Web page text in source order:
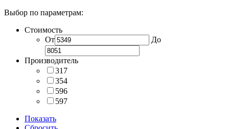
Выбор по параметрам:
Стоимость
От
До
Производитель
317
354
596
597
Показать